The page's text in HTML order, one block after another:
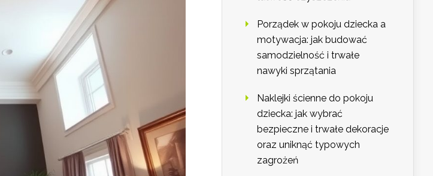
Porządek w pokoju dziecka a
motywacja: jak budować
samodzielność i trwałe
nawyki sprzątania
Naklejki ścienne do pokoju
dziecka: jak wybrać
bezpieczne i trwałe dekoracje
oraz uniknąć typowych
zagrożeń